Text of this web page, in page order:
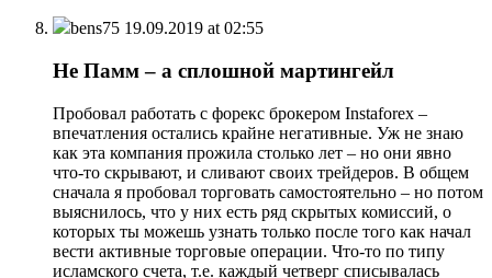
bens75 19.09.2019 at 02:55
Не Памм – а сплошной мартингейл
Пробовал работать с форекс брокером Instaforex –
впечатления остались крайне негативные. Уж не знаю
как эта компания прожила столько лет – но они явно
что-то скрывают, и сливают своих трейдеров. В общем
сначала я пробовал торговать самостоятельно – но потом
выяснилось, что у них есть ряд скрытых комиссий, о
которых ты можешь узнать только после того как начал
вести активные торговые операции. Что-то по типу
исламского счета, т.е. каждый четверг списывалась